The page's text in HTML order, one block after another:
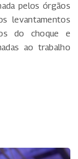
pelos órgãos
levantamentos
do choque e
ao trabalho